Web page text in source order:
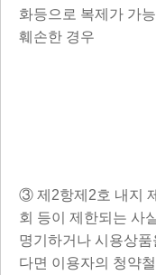
화등으로 복제가 가
훼손한 경우
③ 제2항제2호 내지
회 등이 제한되는 사
명기하거나 시용상
다면 이용자의 청약